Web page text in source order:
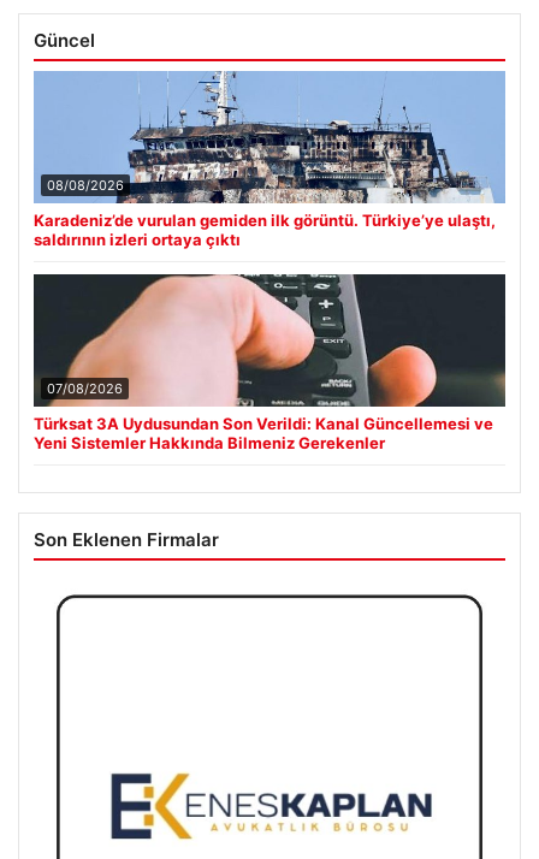
Güncel
08/08/2026
Karadeniz’de vurulan gemiden ilk görüntü. Türkiye’ye ulaştı,
saldırının izleri ortaya çıktı
07/08/2026
Türksat 3A Uydusundan Son Verildi: Kanal Güncellemesi ve
Yeni Sistemler Hakkında Bilmeniz Gerekenler
Son Eklenen Firmalar